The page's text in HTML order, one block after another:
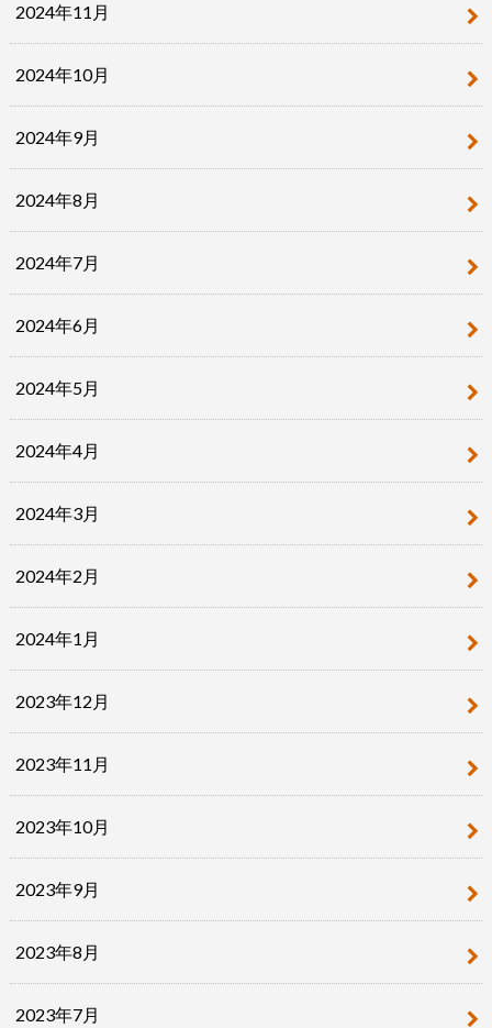
2024年11月
2024年10月
2024年9月
2024年8月
2024年7月
2024年6月
2024年5月
2024年4月
2024年3月
2024年2月
2024年1月
2023年12月
2023年11月
2023年10月
2023年9月
2023年8月
2023年7月